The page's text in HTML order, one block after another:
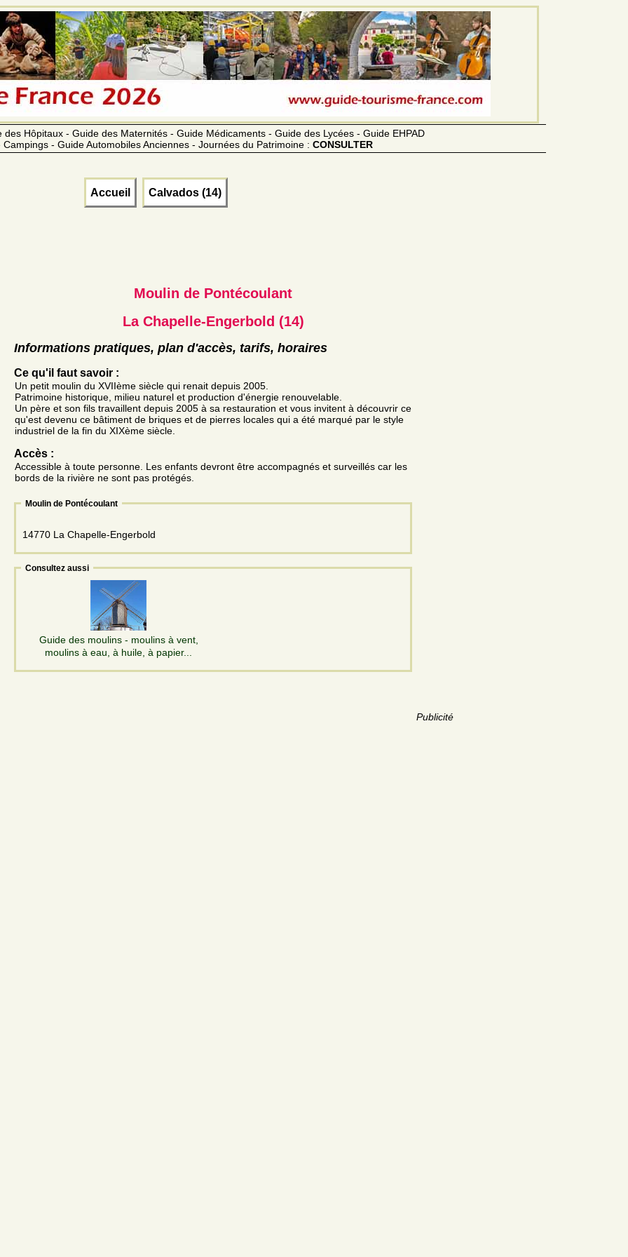
Hôpitaux - Guide des Maternités - Guide Médicaments - Guide des Lycées - Guide EHPAD
- Guide Automobiles Anciennes - Journées du Patrimoine : CONSULTER
Accueil Calvados (14)
Publicité
Moulin de Pontécoulant
La Chapelle-Engerbold (14)
Informations pratiques, plan d'accès, tarifs, horaires
Ce qu'il faut savoir :
Un petit moulin du XVIIème siècle qui renait depuis 2005.
Patrimoine historique, milieu naturel et production d'énergie renouvelable.
Un père et son fils travaillent depuis 2005 à sa restauration et vous invitent à découvrir ce
qu'est devenu ce bâtiment de briques et de pierres locales qui a été marqué par le style
industriel de la fin du XIXème siècle.
Accès :
Accessible à toute personne. Les enfants devront être accompagnés et surveillés car les
bords de la rivière ne sont pas protégés.
Moulin de Pontécoulant
14770 La Chapelle-Engerbold
Consultez aussi
Guide des moulins - moulins à vent,
moulins à eau, à huile, à papier...